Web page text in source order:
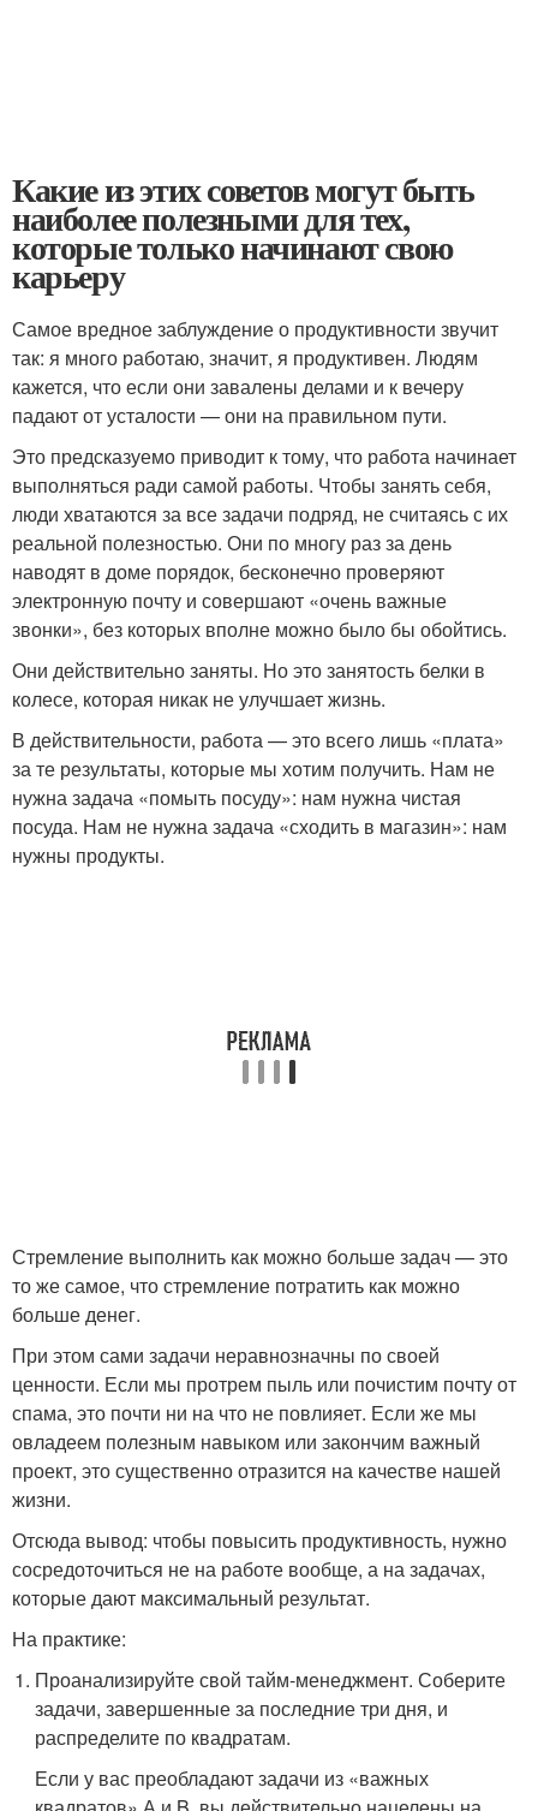
Какие из этих советов могут быть
наиболее полезными для тех,
которые только начинают свою
карьеру
Самое вредное заблуждение о продуктивности звучит
так: я много работаю, значит, я продуктивен. Людям
кажется, что если они завалены делами и к вечеру
падают от усталости — они на правильном пути.
Это предсказуемо приводит к тому, что работа начинает
выполняться ради самой работы. Чтобы занять себя,
люди хватаются за все задачи подряд, не считаясь с их
реальной полезностью. Они по многу раз за день
наводят в доме порядок, бесконечно проверяют
электронную почту и совершают «очень важные
звонки», без которых вполне можно было бы обойтись.
Они действительно заняты. Но это занятость белки в
колесе, которая никак не улучшает жизнь.
В действительности, работа — это всего лишь «плата»
за те результаты, которые мы хотим получить. Нам не
нужна задача «помыть посуду»: нам нужна чистая
посуда. Нам не нужна задача «сходить в магазин»: нам
нужны продукты.
Стремление выполнить как можно больше задач — это
то же самое, что стремление потратить как можно
больше денег.
При этом сами задачи неравнозначны по своей
ценности. Если мы протрем пыль или почистим почту от
спама, это почти ни на что не повлияет. Если же мы
овладеем полезным навыком или закончим важный
проект, это существенно отразится на качестве нашей
жизни.
Отсюда вывод: чтобы повысить продуктивность, нужно
сосредоточиться не на работе вообще, а на задачах,
которые дают максимальный результат.
На практике:
Проанализируйте свой тайм-менеджмент. Соберите
задачи, завершенные за последние три дня, и
распределите по квадратам.
Если у вас преобладают задачи из «важных